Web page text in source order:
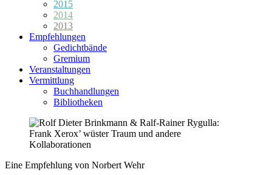
2015
2014
2013
Empfehlungen
Gedichtbände
Gremium
Veranstaltungen
Vermittlung
Buchhandlungen
Bibliotheken
Eine Empfehlung von Norbert Wehr